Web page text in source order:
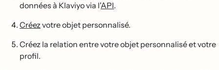
données à Klaviyo via l'API.
Créezvotre objet personnalisé.
Créez la relation entre votre objet personnalisé et votre
profil.